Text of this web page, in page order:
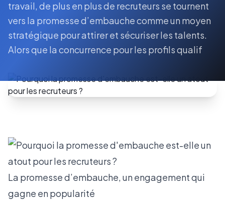
travail, de plus en plus de recruteurs se tournent
vers la promesse d’embauche comme un moyen
stratégique pour attirer et sécuriser les talents.
Alors que la concurrence pour les profils qualif
La promesse d’embauche, un engagement qui
gagne en popularité